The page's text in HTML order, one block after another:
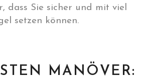
dass Sie sicher und mit viel
setzen können.
MANÖVER: